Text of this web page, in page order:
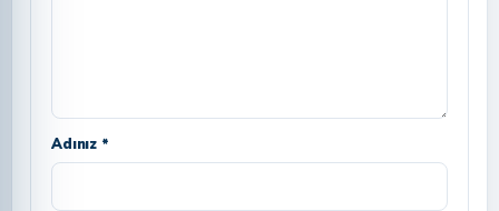
Adınız *